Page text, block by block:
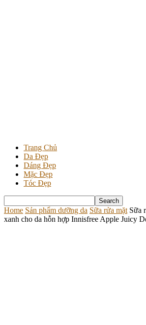
Trang Chủ
Da Đẹp
Dáng Đẹp
Mặc Đẹp
Tóc Đẹp
Home Sản phẩm dưỡng da Sữa rửa mặt Sữa
xanh cho da hỗn hợp Innisfree Apple Juicy